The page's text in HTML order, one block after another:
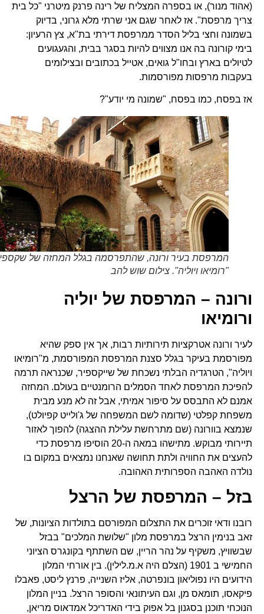
(אהוד מנור), או בספרה המצליח של רינה פרנק מיטרני "כל בית
צריך מרפסת". אז לאחר שגם אני שרתי מלא גרוני, בדיוק
בשמונה וחצי בליל הסדר ממרפסת דירתי בת"א, צץ הרעיון:
בימי קורונה בה אנו מצווים להיות בסגר בבית, והגעגועים
לטיולים בארץ ובחו"ל גואים, אטייל בכתובים ובצילומים
בעקבות מרפסות מפורסמות.
אז בפסח, כמו בפסח, "שמונה מי יודע"?
המרפסת בעיר ורונה, שהתפרסמה בגלל המחזה של שקספיר
"רומיאו ויוליה". צילום שוש להב
ורונה – המרפסת של יוליה
ורומיאו
לעיר ורונה אטרקציות תירותיות רבות, אך אין ספק שהיא
מפורסמת בעיקר בגלל סצנת המרפסת המפורסמת, מ"רומיאו
ויוליה", הטרגדיה הבלתי נשכחת של שייקספיר, שכנראה תרמה
להפיכת המרפסת לאחד הסמלים הרומנטיים בעולם. המחזה
אמנם לא התבסס על סיפור אמיתי, אבל זה לא מנע מבית
משפחת קפלטי (שדומה לשם המשפחה של ג'ולייט קפיולט),
שנמצא בוורונה (שם מתרחשת עלילת ההצגה) להפוך לאזור
תיירותי מבוקש. מתישהו במאה ה-20 הוסיפו מרפסת כדי
להעצים את החוויה ולתת תחושה שאנחנו נמצאים במקום בו
נולדה האהבה הספרותית האהובה.
בזל – המרפסת של הרצל
רובנו ודאי זוכרים את התצלום המפורסם בתולדות הציונות, של
זאב בנימין הרצל במרפסת מלון "שלושת המלכים" בבזל
שבשוויץ, משקיף על נהר הריין, שם השתתף בקונגרס הציוני
החמישי ב 1901 (הצלם היה א.מ.לילין). בין אורחי המלון
הידועים היו נפוליאון בונפרטה, אליז השנייה, פרנץ ליסט, פאבלו
פיקאסו, תומאס מן, וגם העיתונאי והסופר הרצל. בניין המלון
הנוכחי תוכנן בסגנון בל אפוק בידי האדריכל אמדאוס מריאן,